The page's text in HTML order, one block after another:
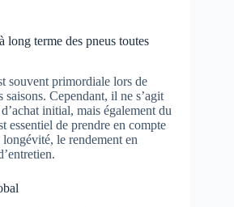
long terme des pneus toutes
souvent primordiale lors de
saisons. Cependant, il ne s’agit
initial, mais également du
essentiel de prendre en compte
le rendement en